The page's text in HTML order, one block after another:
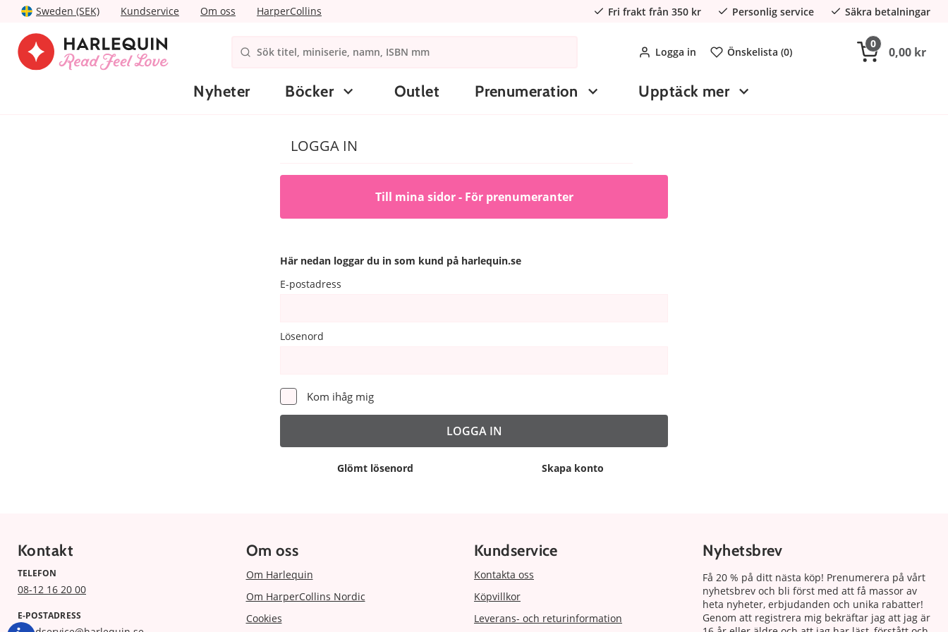
Sweden (SEK) Kundservice Om oss HarperCollins Fri frakt från 350 kr Personlig service Säkra betalningar
Logga in Önskelista (0)
0
0,00 kr
Nyheter Böcker Outlet Prenumeration Upptäck mer
LOGGA IN
Till mina sidor - För prenumeranter
Här nedan loggar du in som kund på harlequin.se
E-postadress
Lösenord
Kom ihåg mig
Glömt lösenord Skapa konto
Kontakt
TELEFON
08-12 16 20 00
E-POSTADRESS
Om oss
Om Harlequin
Om HarperCollins Nordic
Cookies
Kundservice
Kontakta oss
Köpvillkor
Leverans- och returinformation
Nyhetsbrev
Få 20 % på ditt nästa köp! Prenumerera på vårt
nyhetsbrev och bli först med att få massor av
heta nyheter, erbjudanden och unika rabatter!
Genom att registrera mig bekräftar jag att jag är